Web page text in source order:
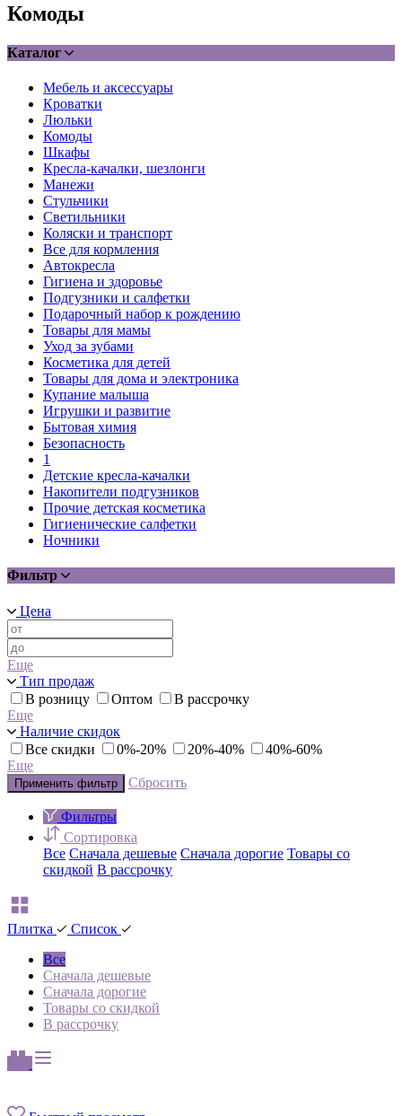
Комоды
Каталог
Мебель и аксессуары
Кроватки
Люльки
Комоды
Шкафы
Кресла-качалки, шезлонги
Манежи
Стульчики
Светильники
Коляски и транспорт
Все для кормления
Автокресла
Гигиена и здоровье
Подгузники и салфетки
Подарочный набор к рождению
Товары для мамы
Уход за зубами
Косметика для детей
Товары для дома и электроника
Купание малыша
Игрушки и развитие
Бытовая химия
Безопасность
1
Детские кресла-качалки
Накопители подгузников
Прочие детская косметика
Гигиенические салфетки
Ночники
Фильтр
Цена
Еще
Тип продаж
В розницу
Оптом
В рассрочку
Еще
Наличие скидок
Все скидки
0%-20% 20%-40%
40%-60%
Еще
Применить фильтр Сбросить
Фильтры
Сортировка
Все Сначала дешевые Сначала дорогие Товары со
скидкой В рассрочку
Плитка
Список
Все
Сначала дешевые
Сначала дорогие
Товары со скидкой
В рассрочку